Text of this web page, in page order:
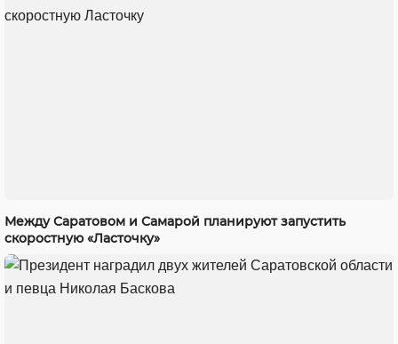
Между Саратовом и Самарой планируют запустить
скоростную «Ласточку»